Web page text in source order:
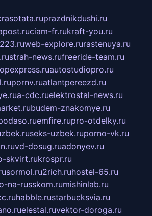
prazdnikdushi.ru
ciam-fr.rukraft-you.ru
web-explore.rurastenuya.ru
strah-news.rufreeride-team.ru
autostudiopro.ru
pornv.ruatlantpereezd.ru
a-cdc.ruelektrostal-news.ru
budem-znakomye.ru
emfire.rupro-otdelky.ru
seks-uzbek.ruporno-vk.ru
vd-dosug.ruadonyev.ru
skvirt.rukrospr.ru
sormol.ru2rich.ruhostel-65.ru
na-russkom.rumishinlab.ru
habble.rustarbucksvia.ru
elestal.ruvektor-doroga.ru